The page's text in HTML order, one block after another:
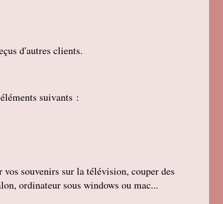
d'autres clients.
suivants :
vos souvenirs sur la télévision, couper des
ordinateur sous windows ou mac...